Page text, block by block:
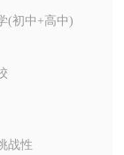
(初中+高中)
战性